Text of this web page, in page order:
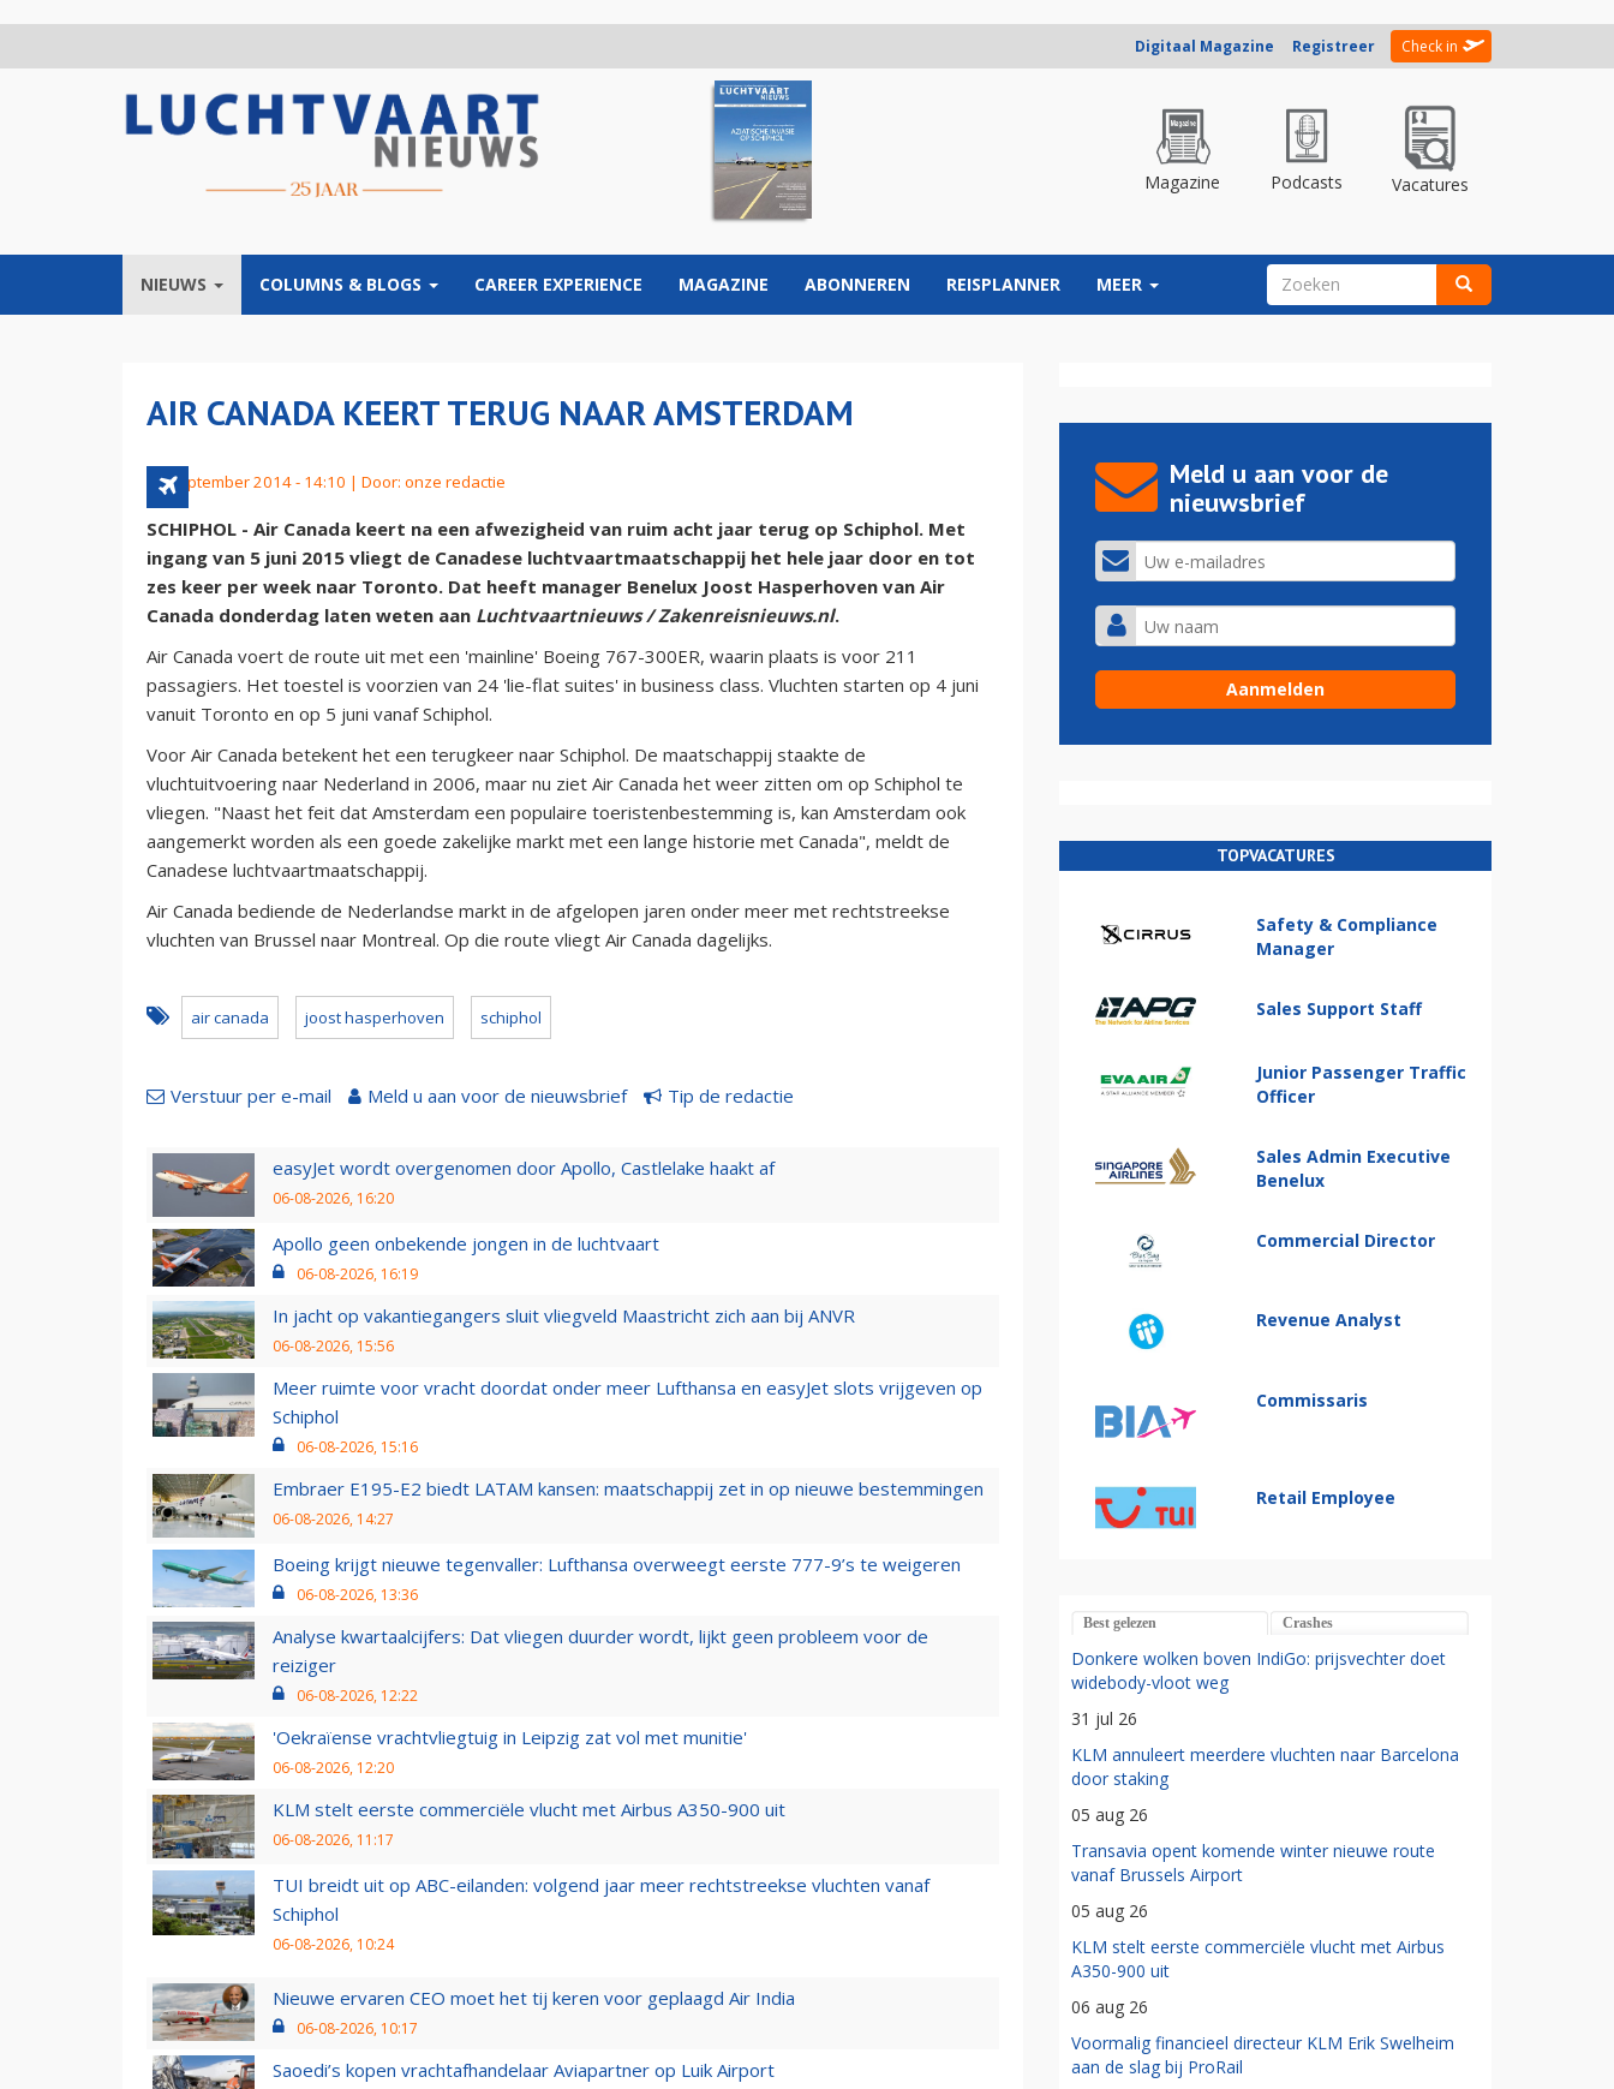
Digitaal Magazine Registreer Check in
Magazine Podcasts Vacatures
NIEUWS COLUMNS & BLOGS CAREER EXPERIENCE MAGAZINE ABONNEREN REISPLANNER MEER ZOEKVELD
AIR CANADA KEERT TERUG NAAR AMSTERDAM
25 september 2014 - 14:10 | Door: onze redactie
SCHIPHOL - Air Canada keert na een afwezigheid van ruim acht jaar terug op Schiphol. Met
ingang van 5 juni 2015 vliegt de Canadese luchtvaartmaatschappij het hele jaar door en tot
zes keer per week naar Toronto. Dat heeft manager Benelux Joost Hasperhoven van Air
Canada donderdag laten weten aan Luchtvaartnieuws / Zakenreisnieuws.nl.
Air Canada voert de route uit met een 'mainline' Boeing 767-300ER, waarin plaats is voor 211
passagiers. Het toestel is voorzien van 24 'lie-flat suites' in business class. Vluchten starten op 4 juni
vanuit Toronto en op 5 juni vanaf Schiphol.
Voor Air Canada betekent het een terugkeer naar Schiphol. De maatschappij staakte de
vluchtuitvoering naar Nederland in 2006, maar nu ziet Air Canada het weer zitten om op Schiphol te
vliegen. "Naast het feit dat Amsterdam een populaire toeristenbestemming is, kan Amsterdam ook
aangemerkt worden als een goede zakelijke markt met een lange historie met Canada", meldt de
Canadese luchtvaartmaatschappij.
Air Canada bediende de Nederlandse markt in de afgelopen jaren onder meer met rechtstreekse
vluchten van Brussel naar Montreal. Op die route vliegt Air Canada dagelijks.
air canada joost hasperhoven schiphol
Verstuur per e-mail Meld u aan voor de nieuwsbrief Tip de redactie
easyJet wordt overgenomen door Apollo, Castlelake haakt af
06-08-2026, 16:20
Apollo geen onbekende jongen in de luchtvaart
06-08-2026, 16:19
In jacht op vakantiegangers sluit vliegveld Maastricht zich aan bij ANVR
06-08-2026, 15:56
Meer ruimte voor vracht doordat onder meer Lufthansa en easyJet slots vrijgeven op
Schiphol
06-08-2026, 15:16
Embraer E195-E2 biedt LATAM kansen: maatschappij zet in op nieuwe bestemmingen
06-08-2026, 14:27
Boeing krijgt nieuwe tegenvaller: Lufthansa overweegt eerste 777-9’s te weigeren
06-08-2026, 13:36
Analyse kwartaalcijfers: Dat vliegen duurder wordt, lijkt geen probleem voor de
reiziger
06-08-2026, 12:22
'Oekraïense vrachtvliegtuig in Leipzig zat vol met munitie'
06-08-2026, 12:20
KLM stelt eerste commerciële vlucht met Airbus A350-900 uit
06-08-2026, 11:17
TUI breidt uit op ABC-eilanden: volgend jaar meer rechtstreekse vluchten vanaf
Schiphol
06-08-2026, 10:24
Nieuwe ervaren CEO moet het tij keren voor geplaagd Air India
06-08-2026, 10:17
Saoedi’s kopen vrachtafhandelaar Aviapartner op Luik Airport
Meld u aan voor de
nieuwsbrief
TOPVACATURES
Safety & Compliance
Manager
Sales Support Staff
Junior Passenger Traffic
Officer
Sales Admin Executive
Benelux
Commercial Director
Revenue Analyst
Commissaris
Retail Employee
Best gelezen Crashes
Donkere wolken boven IndiGo: prijsvechter doet
widebody-vloot weg
31 jul 26
KLM annuleert meerdere vluchten naar Barcelona
door staking
05 aug 26
Transavia opent komende winter nieuwe route
vanaf Brussels Airport
05 aug 26
KLM stelt eerste commerciële vlucht met Airbus
A350-900 uit
06 aug 26
Voormalig financieel directeur KLM Erik Swelheim
aan de slag bij ProRail